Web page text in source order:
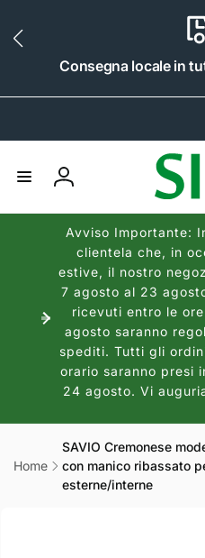
contenuti
Consegna a
Accedi
Avviso Importante:
clientela che, in
estive, il nostro
7 agosto al 23
ricevuti entro le
agosto saranno
spediti. Tutti gli
orario saranno presi
24 agosto. Vi
Home
SAVIO Cremonese
con manico ribassato
esterne/interne